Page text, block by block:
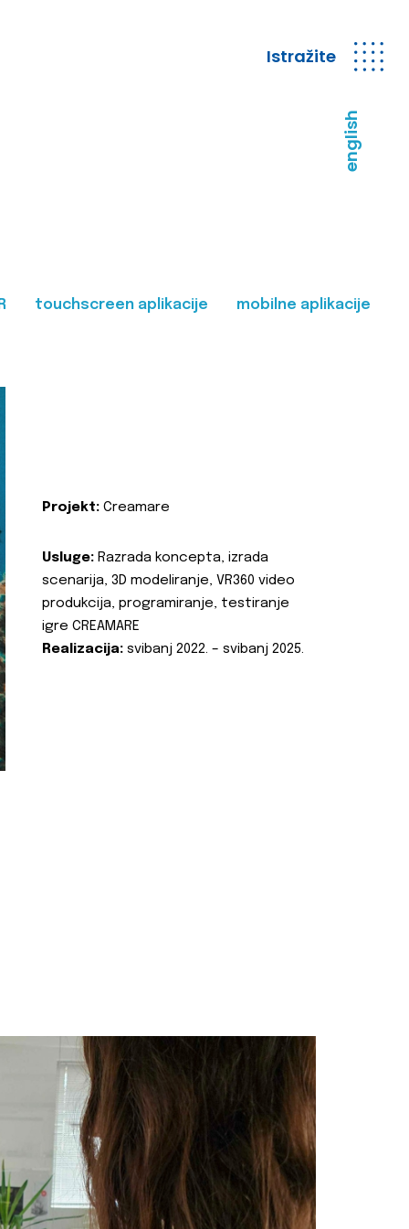
Istražite
english
touchscreen aplikacije mobilne aplikacije
Projekt: Creamare
Usluge: Razrada koncepta, izrada
scenarija, 3D modeliranje, VR360 video
produkcija, programiranje, testiranje
igre CREAMARE
Realizacija: svibanj 2022. – svibanj 2025.